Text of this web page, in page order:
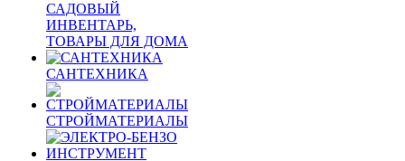
САДОВЫЙ
ИНВЕНТАРЬ,
ТОВАРЫ ДЛЯ ДОМА
САНТЕХНИКА
СТРОЙМАТЕРИАЛЫ